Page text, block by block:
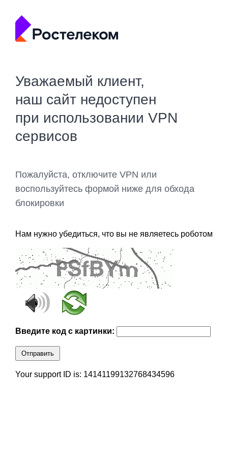
Уважаемый клиент,
наш сайт недоступен
при использовании VPN
сервисов
Пожалуйста, отключите VPN или
воспользуйтесь формой ниже для обхода
блокировки
Нам нужно убедиться, что вы не являетесь роботом
Введите код с картинки:
Отправить
Your support ID is: 14141199132768434596